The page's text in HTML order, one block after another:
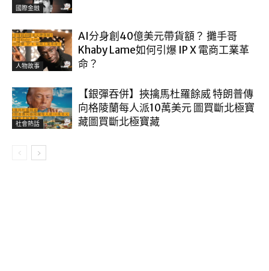
國際金融
人物故事
AI分身創40億美元帶貨額？ 攤手哥
Khaby Lame如何引爆 IP X 電商工業革
命？
社會熱話
【銀彈吞併】挾擒馬杜羅餘威 特朗普傳
向格陵蘭每人派10萬美元 圖買斷北極寶
藏圖買斷北極寶藏